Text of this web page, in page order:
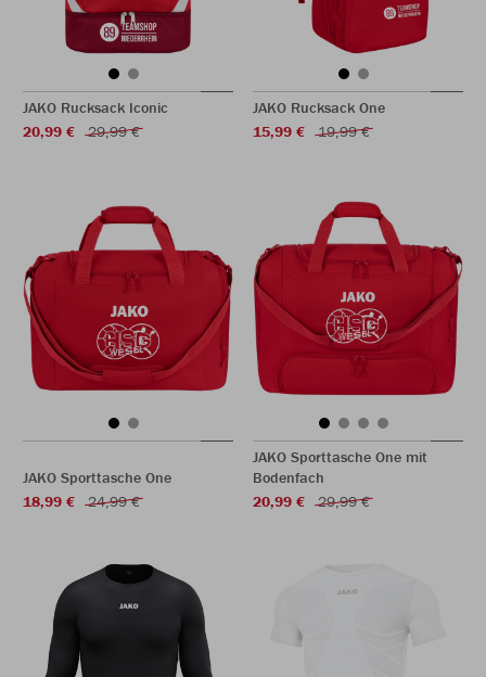
JAKO Rucksack Iconic
20,99 €
29,99 €
JAKO Rucksack One
15,99 €
19,99 €
JAKO Sporttasche One
18,99 €
24,99 €
JAKO Sporttasche One mit
Bodenfach
20,99 €
29,99 €